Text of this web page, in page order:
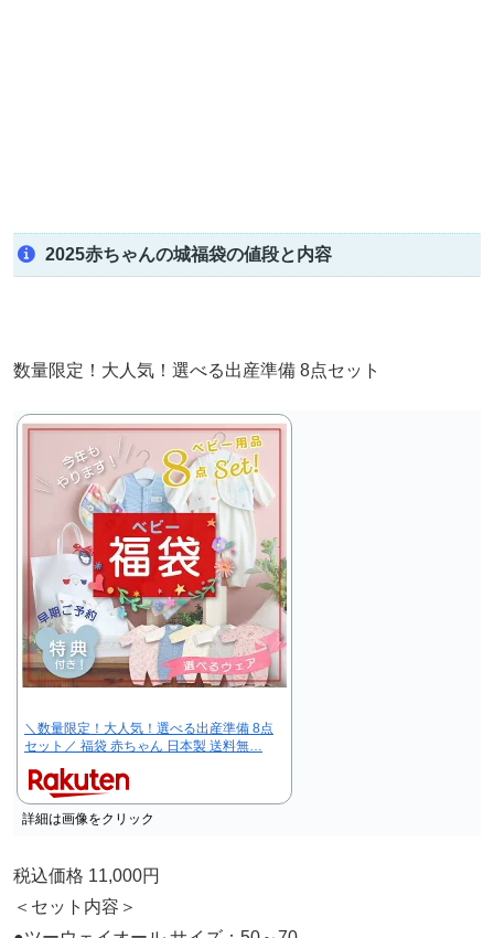
2025赤ちゃんの城福袋の値段と内容
数量限定！大人気！選べる出産準備 8点セット
＼数量限定！大人気！選べる出産準備 8点
セット／ 福袋 赤ちゃん 日本製 送料無…
詳細は画像をクリック
税込価格 11,000円
＜セット内容＞